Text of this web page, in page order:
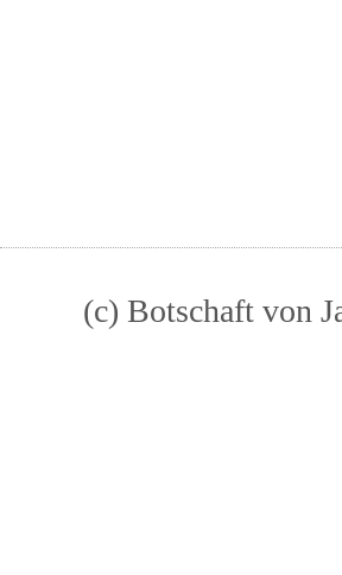
(c) Botschaft von